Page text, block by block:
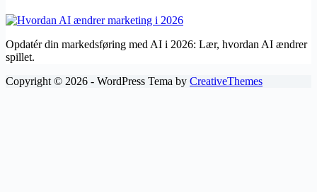
Opdatér din markedsføring med AI i 2026: Lær, hvordan AI ændrer
spillet.
Copyright © 2026 - WordPress Tema by CreativeThemes